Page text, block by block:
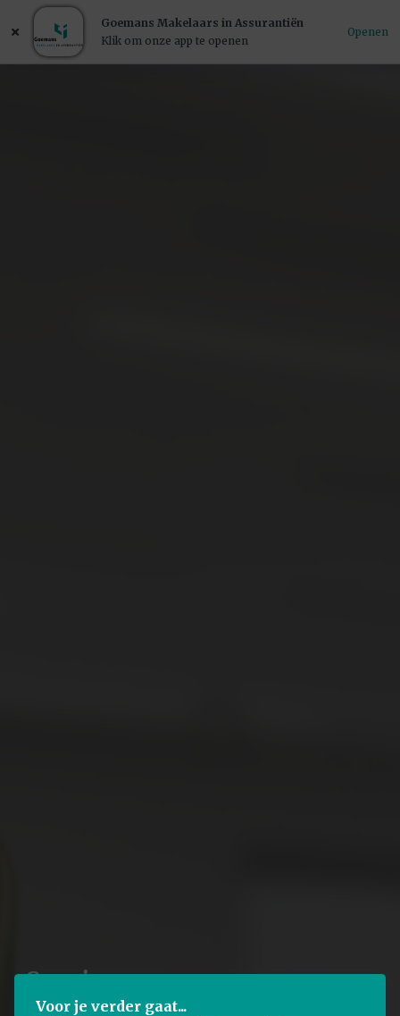
Goemans Makelaars in Assurantiën
Klik om onze app te openen
Openen
Service
Voor je verder gaat...